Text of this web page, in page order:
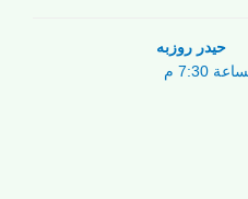
حیدر روزبه